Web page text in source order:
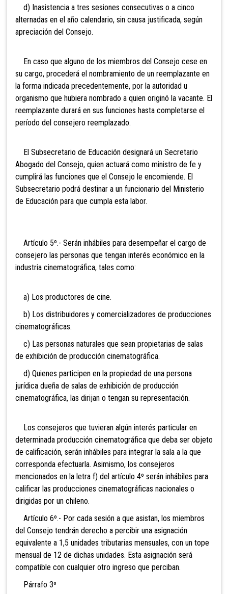
d) Inasistencia a tres sesiones consecutivas o a cinco
alternadas en el año calendario, sin causa justificada, según
apreciación del Consejo.
En caso que alguno de los miembros del Consejo cese en
su cargo, procederá el nombramiento de un reemplazante en
la forma indicada precedentemente, por la autoridad u
organismo que hubiera nombrado a quien originó la vacante. El
reemplazante durará en sus funciones hasta completarse el
período del consejero reemplazado.
El Subsecretario de Educación designará un Secretario
Abogado del Consejo, quien actuará como ministro de fe y
cumplirá las funciones que el Consejo le encomiende. El
Subsecretario podrá destinar a un funcionario del Ministerio
de Educación para que cumpla esta labor.
Artículo 5º.- Serán inhábiles para desempeñar el cargo de
consejero las personas que tengan interés económico en la
industria cinematográfica, tales como:
a) Los productores de cine.
b) Los distribuidores y comercializadores de producciones
cinematográficas.
c) Las personas naturales que sean propietarias de salas
de exhibición de producción cinematográfica.
d) Quienes participen en la propiedad de una persona
jurídica dueña de salas de exhibición de producción
cinematográfica, las dirijan o tengan su representación.
Los consejeros que tuvieran algún interés particular en
determinada producción cinematográfica que deba ser objeto
de calificación, serán inhábiles para integrar la sala a la que
corresponda efectuarla. Asimismo, los consejeros
mencionados en la letra f) del artículo 4º serán inhábiles para
calificar las producciones cinematográficas nacionales o
dirigidas por un chileno.
Artículo 6º.- Por cada sesión a que asistan, los miembros
del Consejo tendrán derecho a percibir una asignación
equivalente a 1,5 unidades tributarias mensuales, con un tope
mensual de 12 de dichas unidades. Esta asignación será
compatible con cualquier otro ingreso que perciban.
Párrafo 3º